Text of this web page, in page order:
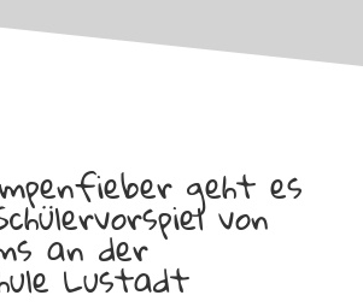
geht es
von
an der
Lustadt